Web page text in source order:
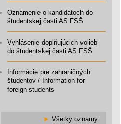
Oznámenie o kandidátoch do
študentskej časti AS FSŠ
Vyhlásenie doplňujúcich volieb
do študentskej časti AS FSŠ
Informácie pre zahraničných
študentov / Information for
foreign students
► Všetky oznamy